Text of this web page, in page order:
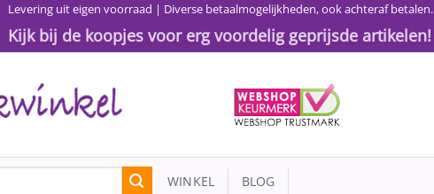
Levering uit eigen voorraad | Diverse betaalmogelijkheden, ook achteraf betalen.
Kijk bij de koopjes voor erg voordelig geprijsde artikelen!
WINKEL BLOG